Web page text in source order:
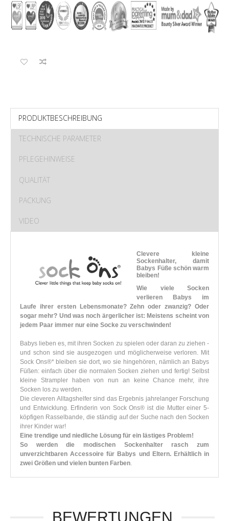
PRODUKTBESCHREIBUNG
TECHNISCHE PARAMETER
PFLEGEHINWEISE
QUALITÄT
PACKUNG
VIDEO
Clevere kleine
Sockenhalter, damit
Babys Füße schön warm
bleiben!
Wie viele Socken
verlieren Babys im
Laufe ihrer ersten Lebensmonate? Zehn oder zwanzig? Oder
sogar mehr? Und was noch ärgerlicher ist: Meistens scheint von
jedem Paar immer nur eine Socke zu verschwinden!
Babys lieben es, mit ihren Socken zu spielen oder daran zu ziehen -
und schon sind sie ausgezogen und möglicherweise verloren. Mit
Sock Ons®* bleiben sie dort, wo sie hingehören, nämlich an Babys
Füßen: einfach über die normalen Socken ziehen und fertig! Selbst
kleine Strampler haben von nun an keine Chance mehr, ihre
Socken los zu werden.
Die cleveren Alltagshelfer sind das Ergebnis jahrelanger Forschung
und Entwicklung. Erfinderin von Sock Ons® ist die Mutter einer 5-
köpfigen Rasselbande, die ständig auf der Suche nach den Socken
ihrer Kinder war!
Eine trendige und niedliche Lösung für ein lästiges Problem!
So werden die modischen Sockenhalter rasch zum
unverzichtbaren Accessoire für Babys und Eltern. Erhältlich in
zwei Größen und vielen bunten Farben.
BEWERTUNGEN